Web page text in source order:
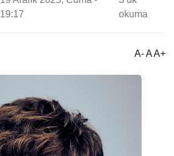
19:17
okuma
A- A A+